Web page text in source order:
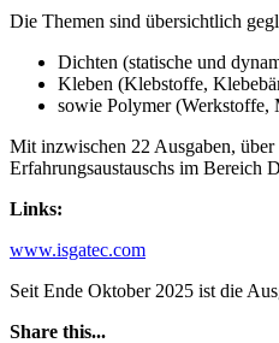
Die Themen sind übersichtlich
Dichten (statische und
Kleben (Klebstoffe,
sowie Polymer (Werkstoffe,
Mit inzwischen 22 Ausgaben, über
Erfahrungsaustauschs im Bereich
Links:
www.isgatec.com
Seit Ende Oktober 2025 ist die
Share this...